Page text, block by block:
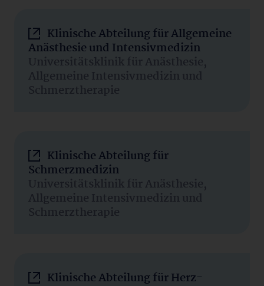
Klinische Abteilung für Allgemeine
Anästhesie und Intensivmedizin
Universitätsklinik für Anästhesie,
Allgemeine Intensivmedizin und
Schmerztherapie
Klinische Abteilung für
Schmerzmedizin
Universitätsklinik für Anästhesie,
Allgemeine Intensivmedizin und
Schmerztherapie
Klinische Abteilung für Herz-